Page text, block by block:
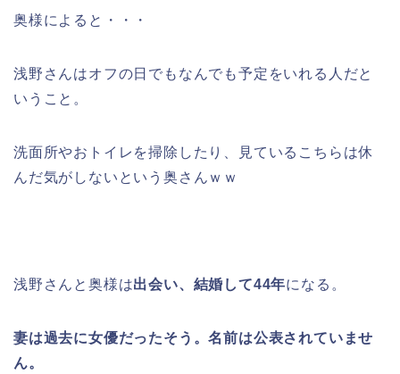
奥様によると・・・
浅野さんはオフの日でもなんでも予定をいれる人だと
いうこと。
洗面所やおトイレを掃除したり、見ているこちらは休
んだ気がしないという奥さんｗｗ
浅野さんと奥様は出会い、結婚して44年になる。
妻は過去に女優だったそう。名前は公表されていませ
ん。